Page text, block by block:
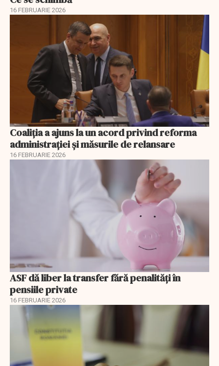
16 FEBRUARIE 2026
Coaliția a ajuns la un acord privind reforma
administrației și măsurile de relansare
16 FEBRUARIE 2026
ASF dă liber la transfer fără penalități în
pensiile private
16 FEBRUARIE 2026